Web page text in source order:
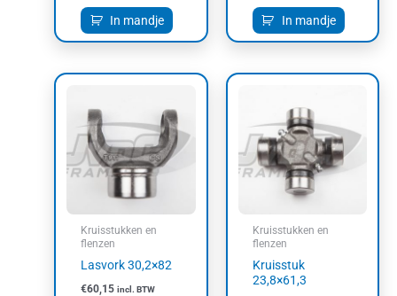
In mandje In mandje
Kruisstukken en
flenzen
Lasvork 30,2×82
€60,15 incl. BTW
Kruisstukken en
flenzen
Kruisstuk
23,8×61,3